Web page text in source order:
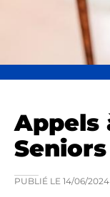
Appels
Seniors
PUBLIÉ LE 14/06/2024